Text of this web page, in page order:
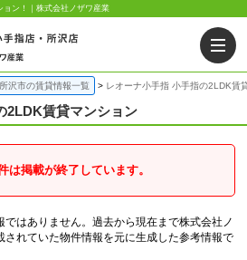
ョン！｜株式会社ノザワ産業
所沢市の賃貸情報一覧 レオーナ小手指 小手指の2LDK賃
2LDK賃貸マンション
は掲載が終了しています。
はありません。過去から現在まで株式会社ノ
されていた物件情報を元に生成した参考情報で